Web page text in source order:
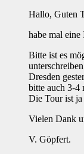
Hallo, Guten
habe mal eine
Bitte ist es
Dresden
bitte auch 3-4
Die Tour ist ja
Vielen Dank
V. Göpfert.